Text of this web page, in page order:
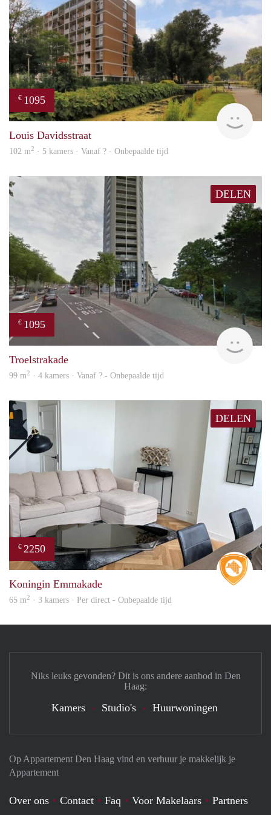
€ 1095
Louis Davidsstraat
102 m2 · 5 kamers · Vanaf ? - Onbepaalde tijd
DELEN
€ 1095
Troelstrakade
99 m2 · 4 kamers · Vanaf ? - Onbepaalde tijd
DELEN
€ 2250
Koningin Emmakade
65 m2 · 3 kamers · Per direct - Onbepaalde tijd
Op Appartement Den Haag vind en verhuur je makkelijk je
Appartement
Over ons Contact Faq Voor Makelaars Partners
Niks leuks gevonden? Dit is ons andere aanbod in Den
Haag:
Kamers Studio's Huurwoningen